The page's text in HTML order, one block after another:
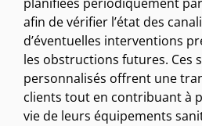
planifiées périodiquement
afin de vérifier l’état des
d’éventuelles interventions
les obstructions futures. Ces
personnalisés offrent une
clients tout en contribuant à
vie de leurs équipements